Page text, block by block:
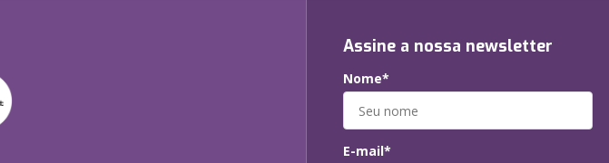
Assine a nossa newsletter
Nome*
E-mail*